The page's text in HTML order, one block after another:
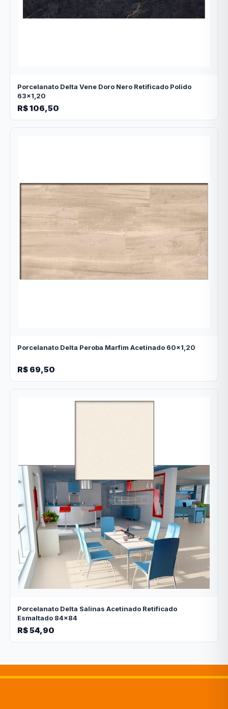
Porcelanato Delta Vene Doro Nero Retificado Polido
63x1,20
R$ 106,50
Porcelanato Delta Peroba Marfim Acetinado 60x1,20
R$ 69,50
Porcelanato Delta Salinas Acetinado Retificado
Esmaltado 84x84
R$ 54,90